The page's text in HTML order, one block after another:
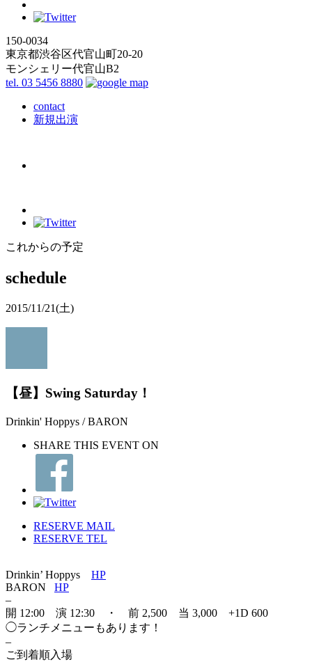
150-0034
東京都渋谷区代官山町20-20
モンシェリー代官山B2
tel. 03 5456 8880
contact
新規出演
これからの予定
schedule
2015/11/21(土)
【昼】Swing Saturday！
Drinkin' Hoppys / BARON
SHARE THIS EVENT ON
RESERVE MAIL
RESERVE TEL
Drinkin’ Hoppys HP
BARON HP
–
開 12:00 演 12:30 ・ 前 2,500 当 3,000 +1D 600
◯ランチメニューもあります！
–
ご到着順入場